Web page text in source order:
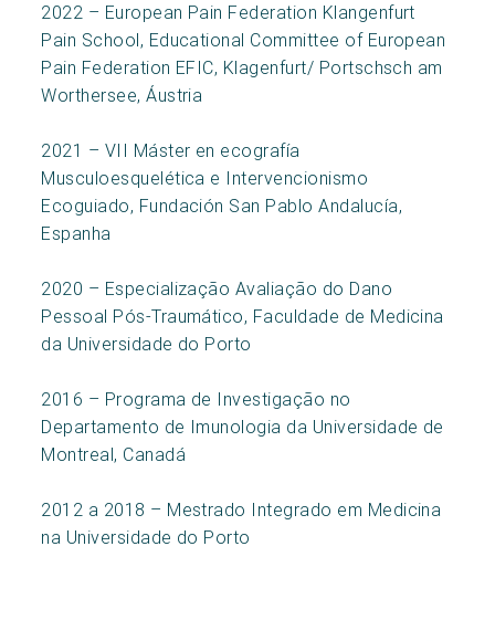
2022 – European Pain Federation Klangenfurt
Pain School, Educational Committee of European
Pain Federation EFIC, Klagenfurt/ Portschsch am
Worthersee, Áustria
2021 – VII Máster en ecografía
Musculoesquelética e Intervencionismo
Ecoguiado, Fundación San Pablo Andalucía,
Espanha
2020 – Especialização Avaliação do Dano
Pessoal Pós-Traumático, Faculdade de Medicina
da Universidade do Porto
2016 – Programa de Investigação no
Departamento de Imunologia da Universidade de
Montreal, Canadá
2012 a 2018 – Mestrado Integrado em Medicina
na Universidade do Porto